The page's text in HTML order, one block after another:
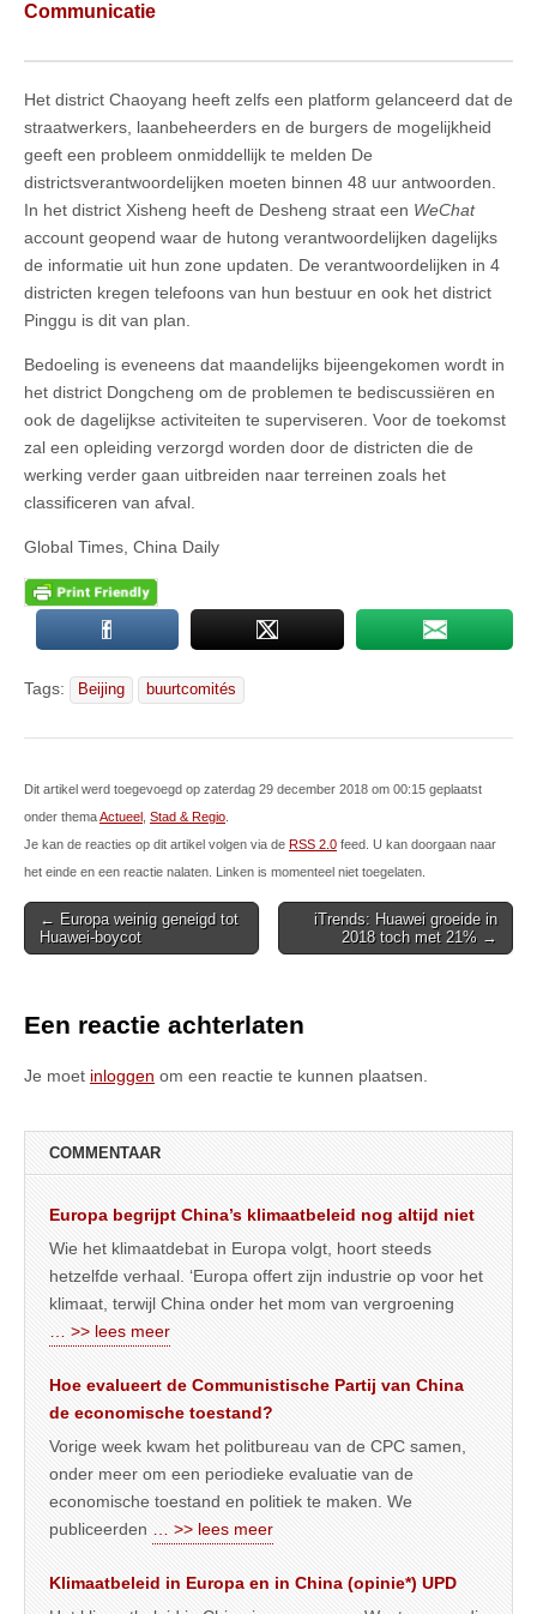
Communicatie
Het district Chaoyang heeft zelfs een platform gelanceerd dat de
straatwerkers, laanbeheerders en de burgers de mogelijkheid
geeft een probleem onmiddellijk te melden De
districtsverantwoordelijken moeten binnen 48 uur antwoorden.
In het district Xisheng heeft de Desheng straat een WeChat
account geopend waar de hutong verantwoordelijken dagelijks
de informatie uit hun zone updaten. De verantwoordelijken in 4
districten kregen telefoons van hun bestuur en ook het district
Pinggu is dit van plan.
Bedoeling is eveneens dat maandelijks bijeengekomen wordt in
het district Dongcheng om de problemen te bediscussiëren en
ook de dagelijkse activiteiten te superviseren. Voor de toekomst
zal een opleiding verzorgd worden door de districten die de
werking verder gaan uitbreiden naar terreinen zoals het
classificeren van afval.
Global Times, China Daily
Tags: Beijing buurtcomités
Dit artikel werd toegevoegd op zaterdag 29 december 2018 om 00:15 geplaatst
onder themaActueel Stad & Regio
Je kan de reacties op dit artikel volgen via de RSS 2.0 feed. U kan doorgaan naar
het einde en een reactie nalaten. Linken is momenteel niet toegelaten.
Post
navigation
← Europa weinig geneigd tot
Huawei-boycot
iTrends: Huawei groeide in
2018 toch met 21% →
Een reactie achterlaten
Je moet inloggen om een reactie te kunnen plaatsen.
COMMENTAAR
Europa begrijpt China’s klimaatbeleid nog altijd niet
Wie het klimaatdebat in Europa volgt, hoort steeds
hetzelfde verhaal. ‘Europa offert zijn industrie op voor het
klimaat, terwijl China onder het mom van vergroening
… >> lees meer
Hoe evalueert de Communistische Partij van China
de economische toestand?
Vorige week kwam het politbureau van de CPC samen,
onder meer om een periodieke evaluatie van de
economische toestand en politiek te maken. We
publiceerden
… >> lees meer
Klimaatbeleid in Europa en in China (opinie*) UPD